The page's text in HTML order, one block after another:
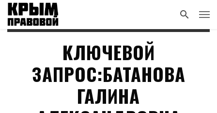
КЛЮЧЕВОЙ
ЗАПРОС:БАТАНОВА
ГАЛИНА